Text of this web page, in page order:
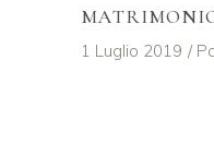
1 Luglio 2019